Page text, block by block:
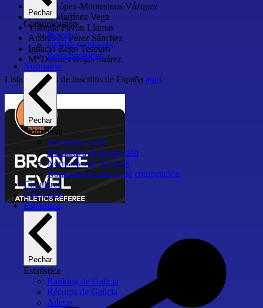
Pechar
Comunicación
Novas
Galería de imaxes
Retransmisións
Normativa
Pechar
Normativa
Normativa xeral
Normativa de protección
Normativa de licenzas
Normativa técnica e de competición
Circulares
Calendario
Estatística
Pechar
Estatística
Ranking de Galicia
Récords de Galicia
Atletas
Ángel López-Montesinos Vázquez
Rubén Martínez Vega
Yolanda Pavón Llamas
Andrés A. Pérez Sánchez
Ignacio Rego Tesouro
Mª Dolores Rojas Suárez
Lista completa de inscritos de España aquí.